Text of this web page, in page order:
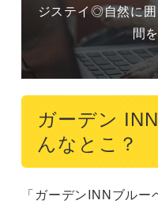
ジステイ◎自然に
間
ガーデン
んなとこ？
「ガーデンINNブル